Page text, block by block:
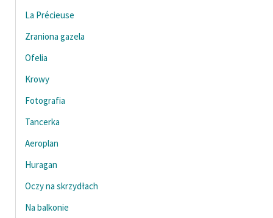
Zespół
Zasady wykorzystania
Materiały promocyjne
Polityka prywatności
Regulamin biblioteki
Dane fundacji i
La Précieuse
Zraniona gazela
Ofelia
Krowy
Fotografia
Tancerka
Aeroplan
Huragan
Oczy na skrzydłach
Na balkonie